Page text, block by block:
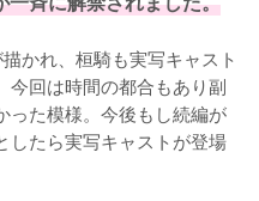
かれ、桓騎も実写キャスト
今回は時間の都合もあり副
った模様。今後もし続編が
したら実写キャストが登場